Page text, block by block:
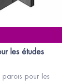
les études
parois pour les